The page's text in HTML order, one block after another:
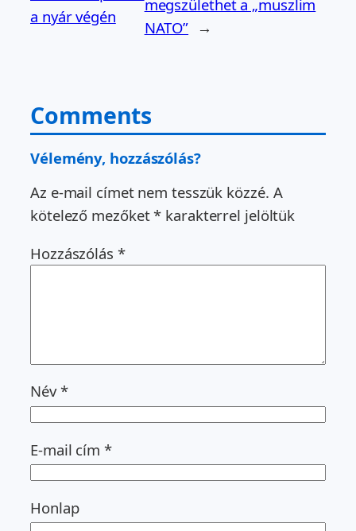
a nyár végén
megszülethet a „muszlim
NATO” →
Comments
Vélemény, hozzászólás?
Az e-mail címet nem tesszük közzé. A
kötelező mezőket* karakterrel jelöltük
Hozzászólás *
Név*
E-mail cím *
Honlap